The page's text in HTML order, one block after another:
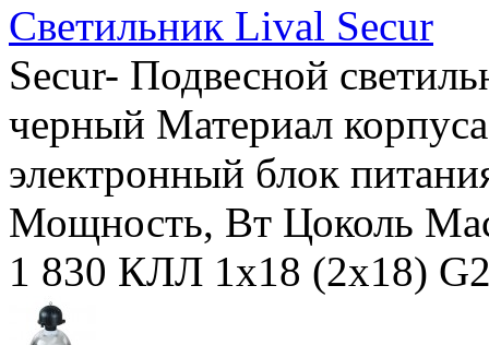
Светильник Lival Secur
Secur- Подвесной
черный Материал
электронный блок
Мощность, Вт Цоколь
1 830 КЛЛ 1х18 (2х18)